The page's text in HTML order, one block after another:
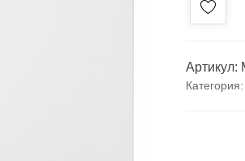
Артикул:
Категория: